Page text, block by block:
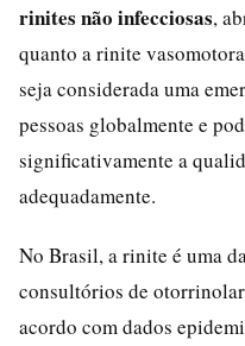
rinites não infecciosas,
quanto a rinite
seja considerada uma
pessoas globalmente e
significativamente a
adequadamente.
No Brasil, a rinite é uma
consultórios de
acordo com dados